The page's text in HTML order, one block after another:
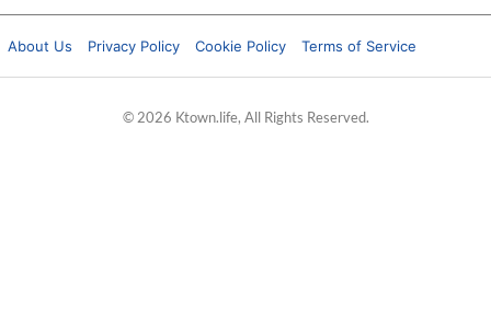
About Us Privacy Policy Cookie Policy Terms of Service
© 2026 Ktown.life, All Rights Reserved.